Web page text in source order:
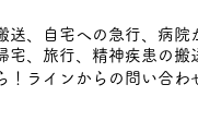
送、自宅への急行、病院
宅、旅行、精神疾患の搬
！ラインからの問い合わ